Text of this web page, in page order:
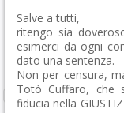
Salve a tutti,
ritengo sia
esimerci da ogni
dato una sentenza.
Non per censura,
Totò Cuffaro, che
fiducia nella